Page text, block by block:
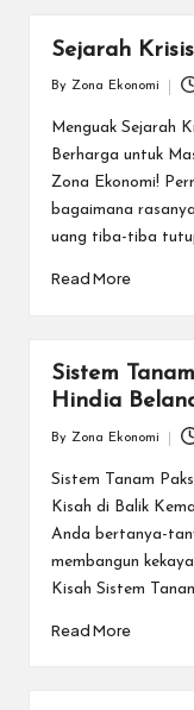
Sejarah
by
By Zona Ekonomi
Menguak Sejarah
Berharga untuk
Zona Ekonomi!
bagaimana
uang tiba-tiba
Read More
Sistem
Hindia
by
By Zona Ekonomi
Sistem Tanam
Kisah di Balik
Anda bertanya-
membangun
Kisah Sistem
Read More